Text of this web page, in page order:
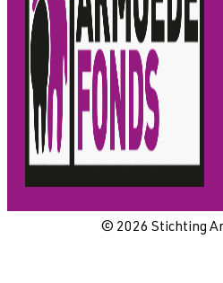
© 2026 Stichting